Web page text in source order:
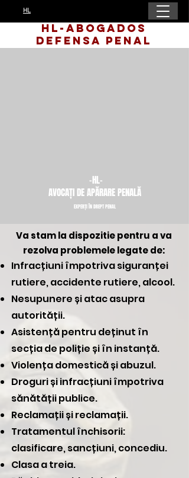
HL
HL-Abogados
Defensa Penal
-HL-
AVOCAȚI DE APĂRARE PENALĂ
EXPERȚI ÎN DREPT PENAL
Va stam la dispozitie pentru a va
rezolva problemele legate de:
Infracțiuni împotriva siguranței
rutiere, accidente rutiere, alcool.
Nesupunere și atac asupra
autorității.
Asistență pentru deținut în
secția de poliție și în instanță.
Violența domestică și abuzul.
Droguri și infracțiuni împotriva
sănătății publice.
Reclamații și reclamații.
Tratamentul închisorii:
clasificare, sancțiuni, concediu.
Clasa a treia.